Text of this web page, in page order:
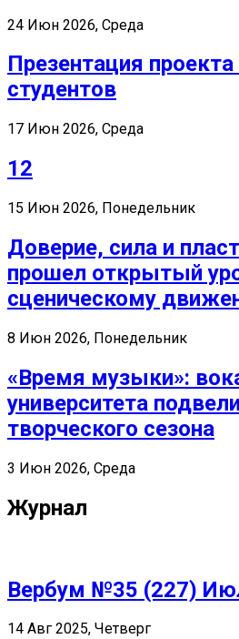
24 Июн 2026, Среда
Презентация
студентов
17 Июн 2026, Среда
12
15 Июн 2026, Понедельник
Доверие, сила и
прошел открытый
сценическому
8 Июн 2026, Понедельник
«Время музыки»:
университета
творческого сезона
3 Июн 2026, Среда
Журнал
Вербум №35 (227)
14 Авг 2025, Четверг